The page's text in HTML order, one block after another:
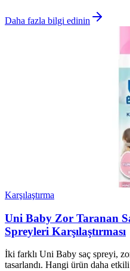
Daha fazla bilgi edinin
Karşılaştırma
Uni Baby Zor Taranan
Spreyleri Karşılaştırması
İki farklı Uni Baby saç spreyi,
tasarlandı. Hangi ürün daha